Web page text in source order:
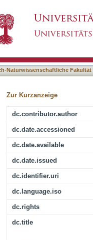
Naturwissenschaftliche Fakultät
Zur Kurzanzeige
dc.contributor.author
dc.date.accessioned
dc.date.available
dc.date.issued
dc.identifier.uri
dc.language.iso
dc.rights
dc.title